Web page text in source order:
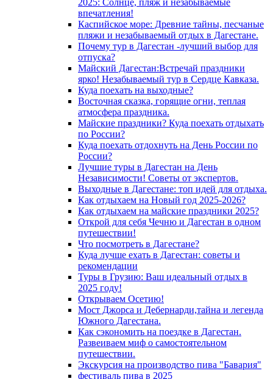
2025: Солнце, пляж и незабываемые
впечатления!
Каспийское море: Древние тайны, песчаные
пляжи и незабываемый отдых в Дагестане.
Почему тур в Дагестан -лучший выбор для
отпуска?
Майский Дагестан:Встречай праздники
ярко! Незабываемый тур в Сердце Кавказа.
Куда поехать на выходные?
Восточная сказка, горящие огни, теплая
атмосфера праздника.
Майские праздники? Куда поехать отдыхать
по России?
Куда поехать отдохнуть на День России по
России?
Лучшие туры в Дагестан на День
Независимости! Советы от экспертов.
Выходные в Дагестане: топ идей для отдыха.
Как отдыхаем на Новый год 2025-2026?
Как отдыхаем на майские праздники 2025?
Открой для себя Чечню и Дагестан в одном
путешествии!
Что посмотреть в Дагестане?
Куда лучше ехать в Дагестан: советы и
рекомендации
Туры в Грузию: Ваш идеальный отдых в
2025 году!
Открываем Осетию!
Мост Джорса и Дебернарди,тайна и легенда
Южного Дагестана.
Как сэкономить на поездке в Дагестан.
Развеиваем миф о самостоятельном
путешествии.
Экскурсия на производство пива "Бавария"
фестиваль пива в 2025